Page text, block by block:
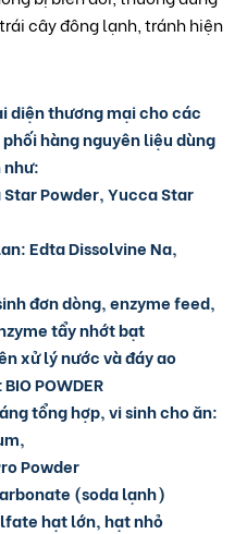
cây đông lạnh, tránh hiện
diện thương mại cho các
hàng nguyên liệu dùng
Powder, Yucca Star
Edta Dissolvine Na,
đơn dòng, enzyme feed,
tẩy nhớt bạt
xử lý nước và đáy ao
POWDER
tổng hợp, vi sinh cho ăn:
Powder
(soda lạnh)
hạt lớn, hạt nhỏ